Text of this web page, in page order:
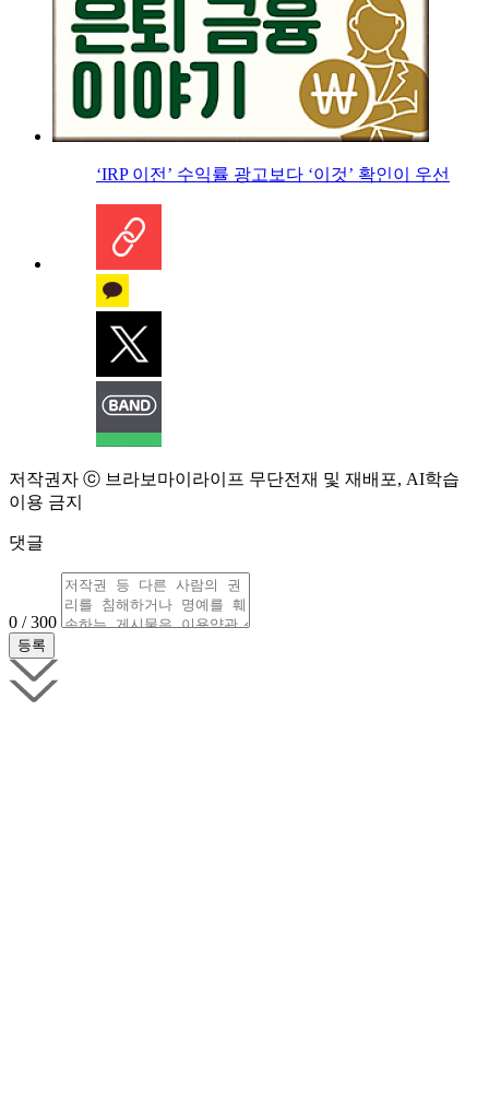
‘IRP 이전’ 수익률 광고보다 ‘이것’ 확인이 우선
저작권자 ⓒ 브라보마이라이프 무단전재 및 재배포, AI학습
이용 금지
댓글
0 / 300